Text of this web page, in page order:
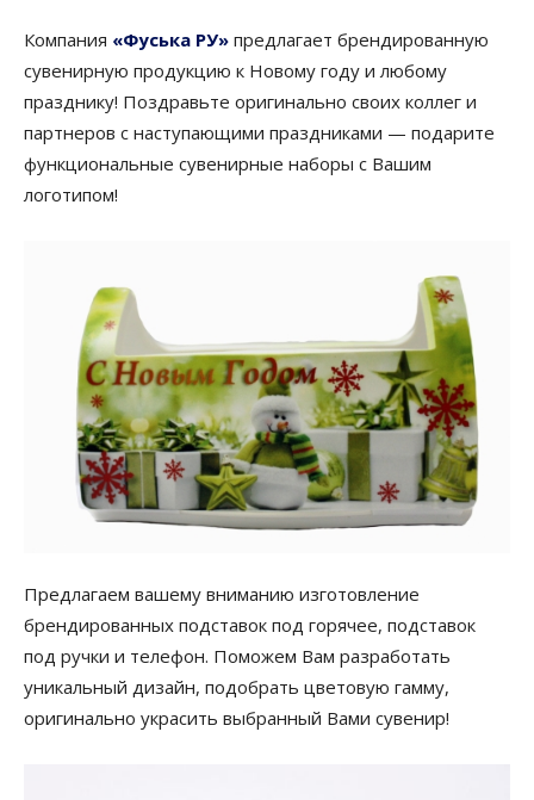
Компания «Фуська РУ» предлагает брендированную
сувенирную продукцию к Новому году и любому
празднику! Поздравьте оригинально своих коллег и
партнеров с наступающими праздниками — подарите
функциональные сувенирные наборы с Вашим
логотипом!
Предлагаем вашему вниманию изготовление
брендированных подставок под горячее, подставок
под ручки и телефон. Поможем Вам разработать
уникальный дизайн, подобрать цветовую гамму,
оригинально украсить выбранный Вами сувенир!